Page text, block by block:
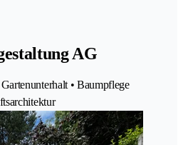
AG
• Baumpflege